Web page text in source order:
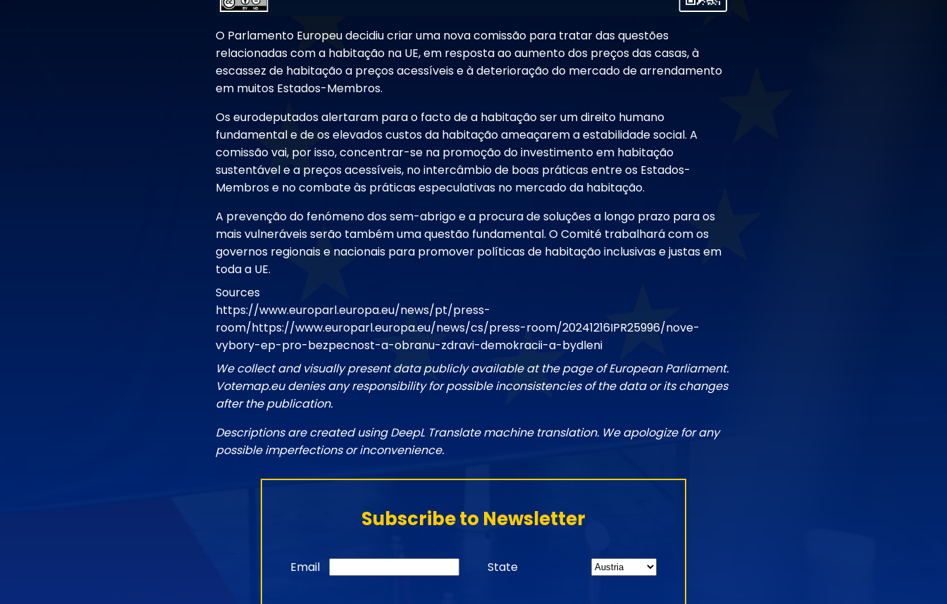
O Parlamento Europeu decidiu criar uma nova comissão para tratar das questões
relacionadas com a habitação na UE, em resposta ao aumento dos preços das casas, à
escassez de habitação a preços acessíveis e à deterioração do mercado de arrendamento
em muitos Estados-Membros.
Os eurodeputados alertaram para o facto de a habitação ser um direito humano
fundamental e de os elevados custos da habitação ameaçarem a estabilidade social. A
comissão vai, por isso, concentrar-se na promoção do investimento em habitação
sustentável e a preços acessíveis, no intercâmbio de boas práticas entre os Estados-
Membros e no combate às práticas especulativas no mercado da habitação.
A prevenção do fenómeno dos sem-abrigo e a procura de soluções a longo prazo para os
mais vulneráveis serão também uma questão fundamental. O Comité trabalhará com os
governos regionais e nacionais para promover políticas de habitação inclusivas e justas em
toda a UE.
Sources
https://www.europarl.europa.eu/news/pt/press-
room/https://www.europarl.europa.eu/news/cs/press-room/20241216IPR25996/nove-
vybory-ep-pro-bezpecnost-a-obranu-zdravi-demokracii-a-bydleni
We collect and visually present data publicly available at the page of European Parliament.
Votemap.eu denies any responsibility for possible inconsistencies of the data or its changes
after the publication.
Descriptions are created using DeepL Translate machine translation. We apologize for any
possible imperfections or inconvenience.
Subscribe to Newsletter
Email State